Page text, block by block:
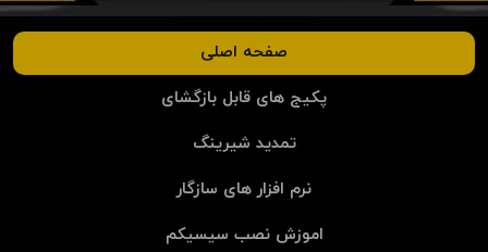
صفحه اصلی
پکیج های قابل بازگشای
تمدید شیرینگ
نرم افزار های سازگار
اموزش نصب سیسیکم